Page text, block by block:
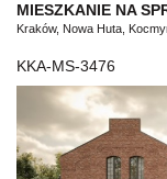
MIESZKANIE NA
Kraków, Nowa Huta,
KKA-MS-3476